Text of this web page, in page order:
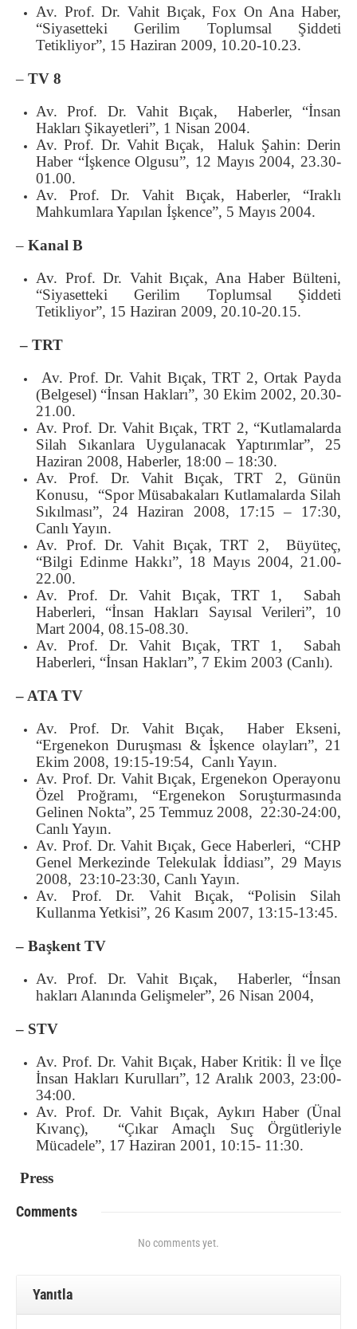
Av. Prof. Dr. Vahit Bıçak, Fox On Ana Haber,
“Siyasetteki Gerilim Toplumsal Şiddeti
Tetikliyor”, 15 Haziran 2009, 10.20-10.23.
– TV 8
Av. Prof. Dr. Vahit Bıçak, Haberler, “İnsan
Hakları Şikayetleri”, 1 Nisan 2004.
Av. Prof. Dr. Vahit Bıçak, Haluk Şahin: Derin
Haber “İşkence Olgusu”, 12 Mayıs 2004, 23.30-
01.00.
Av. Prof. Dr. Vahit Bıçak, Haberler, “Iraklı
Mahkumlara Yapılan İşkence”, 5 Mayıs 2004.
– Kanal B
Av. Prof. Dr. Vahit Bıçak, Ana Haber Bülteni,
“Siyasetteki Gerilim Toplumsal Şiddeti
Tetikliyor”, 15 Haziran 2009, 20.10-20.15.
– TRT
Av. Prof. Dr. Vahit Bıçak, TRT 2, Ortak Payda
(Belgesel) “İnsan Hakları”, 30 Ekim 2002, 20.30-
21.00.
Av. Prof. Dr. Vahit Bıçak, TRT 2, “Kutlamalarda
Silah Sıkanlara Uygulanacak Yaptırımlar”, 25
Haziran 2008, Haberler, 18:00 – 18:30.
Av. Prof. Dr. Vahit Bıçak, TRT 2, Günün
Konusu, “Spor Müsabakaları Kutlamalarda Silah
Sıkılması”, 24 Haziran 2008, 17:15 – 17:30,
Canlı Yayın.
Av. Prof. Dr. Vahit Bıçak, TRT 2, Büyüteç,
“Bilgi Edinme Hakkı”, 18 Mayıs 2004, 21.00-
22.00.
Av. Prof. Dr. Vahit Bıçak, TRT 1, Sabah
Haberleri, “İnsan Hakları Sayısal Verileri”, 10
Mart 2004, 08.15-08.30.
Av. Prof. Dr. Vahit Bıçak, TRT 1, Sabah
Haberleri, “İnsan Hakları”, 7 Ekim 2003 (Canlı).
– ATA TV
Av. Prof. Dr. Vahit Bıçak, Haber Ekseni,
“Ergenekon Duruşması & İşkence olayları”, 21
Ekim 2008, 19:15-19:54, Canlı Yayın.
Av. Prof. Dr. Vahit Bıçak, Ergenekon Operayonu
Özel Proğramı, “Ergenekon Soruşturmasında
Gelinen Nokta”, 25 Temmuz 2008, 22:30-24:00,
Canlı Yayın.
Av. Prof. Dr. Vahit Bıçak, Gece Haberleri, “CHP
Genel Merkezinde Telekulak İddiası”, 29 Mayıs
2008, 23:10-23:30, Canlı Yayın.
Av. Prof. Dr. Vahit Bıçak, “Polisin Silah
Kullanma Yetkisi”, 26 Kasım 2007, 13:15-13:45.
– Başkent TV
Av. Prof. Dr. Vahit Bıçak, Haberler, “İnsan
hakları Alanında Gelişmeler”, 26 Nisan 2004,
– STV
Av. Prof. Dr. Vahit Bıçak, Haber Kritik: İl ve İlçe
İnsan Hakları Kurulları”, 12 Aralık 2003, 23:00-
34:00.
Av. Prof. Dr. Vahit Bıçak, Aykırı Haber (Ünal
Kıvanç), “Çıkar Amaçlı Suç Örgütleriyle
Mücadele”, 17 Haziran 2001, 10:15- 11:30.
Press
Comments
No comments yet.
Yanıtla